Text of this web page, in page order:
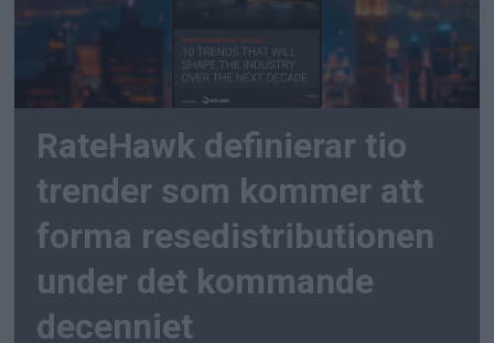
RateHawk definierar tio
trender som kommer att
forma resedistributionen
under det kommande
decenniet